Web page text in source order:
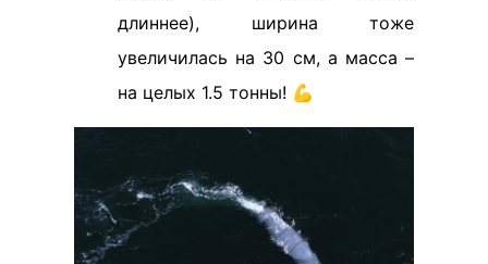
длиннее), ширина тоже
увеличилась на 30 см, а масса –
на целых 1.5 тонны! 💪